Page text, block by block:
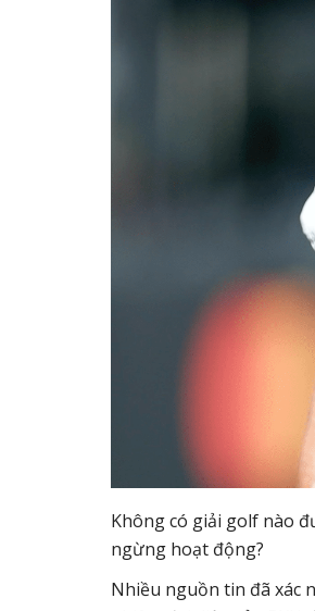
Không có giải golf nào
ngừng hoạt động?
Nhiều nguồn tin đã xác